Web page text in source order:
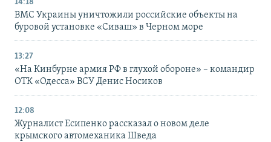
14:18
ВМС Украины уничтожили российские объекты на
буровой установке «Сиваш» в Черном море
13:27
«На Кинбурне армия РФ в глухой обороне» – командир
ОТК «Одесса» ВСУ Денис Носиков
12:08
Журналист Есипенко рассказал о новом деле
крымского автомеханика Шведа